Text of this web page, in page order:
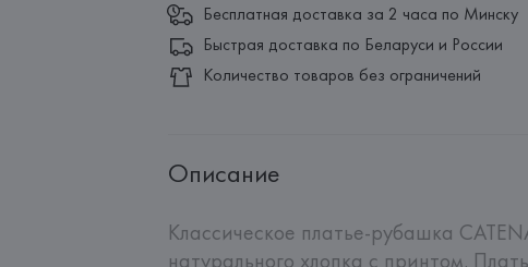
Бесплатная доставка за 2 часа по Минску
Быстрая доставка по Беларуси и России
Количество товаров без ограничений
Описание
Классическое платье-рубашка
натурального хлопка с принтом.